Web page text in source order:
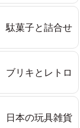
駄菓子と詰合せ
ブリキとレトロ
日本の玩具雑貨